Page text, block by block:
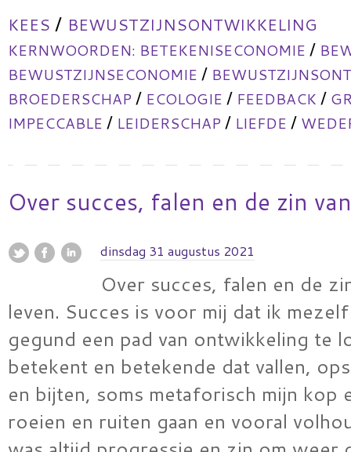
KEES / BEWUSTZIJNSONTWIKKELING
KERNWOORDEN: BETEKENISECONOMIE /
BEWUSTZIJNSECONOMIE /
BROEDERSCHAP / ECOLOGIE / FEEDBACK /
IMPECCABLE / LEIDERSCHAP / LIEFDE /
Over succes, falen en de zin
dinsdag 31 augustus 2021
Over succes, falen en de
leven. Succes is voor mij dat ik
gegund een pad van ontwikkeling te
betekent en betekende dat vallen,
en bijten, soms metaforisch mijn kop
roeien en ruiten gaan en vooral